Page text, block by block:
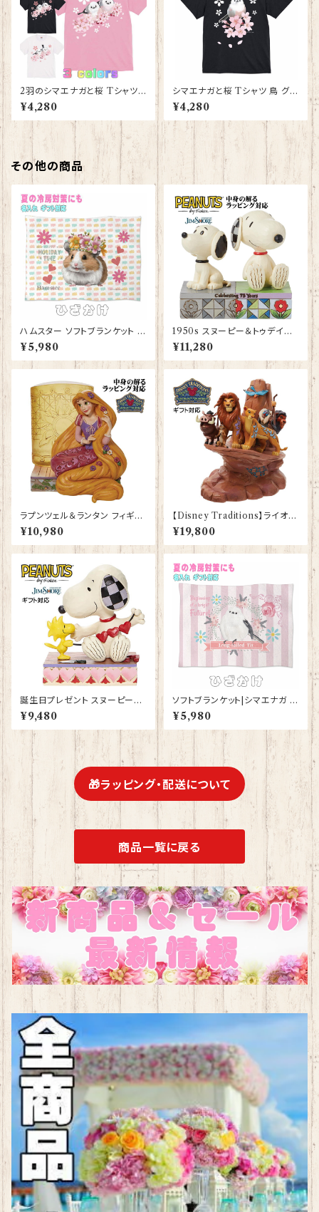
2羽のシマエナガと桜 Tシャツ
鳥 グッズ 雑貨 レディース メン
ズ 大きいサイズ グッズ【型番 T-
10011】しまえなが プレゼント
ギフト
¥4,280
シマエナガと桜 Tシャツ 鳥 グッ
ズ 雑貨 レディース メンズ 【型番
T-10010】しまえなが プレゼン
ト ギフト
¥4,280
その他の商品
ハムスター ソフトブランケット グ
ッズ ひざかけ 毛布 雑貨 誕生日
プレゼント ギフト【型番 SB-10
007】お花の王冠
¥5,980
1950s スヌーピー＆トゥデイズ
スヌーピー Snoopy JIM SHO
RE フィギュア プレゼント ギフト
グッズ お祝い 人形 置物 ジムシ
お祝い
¥11,280
ラプンツェル＆ランタン フィギュ
ア プレゼント ギフト グッズ 誕生
日プレゼント 人形 置物 ジムシ
ョア グッズ Disney Tradition
記念日 JIM SHORE ディズニ
ーランド ディズニーシー ディズ
ニーワールド ディズニー
¥10,980
【Disney Traditions】ライオン
キング プライドロック フィギュア
プレゼント ギフト グッズ お祝い
人形 置物 ジムショア グッズ 結
ント 還暦祝い お祝い プロポー
ズ 結婚記念日 JIM SHORE
¥19,800
誕生日プレゼント スヌーピー＆
ウッドストック ガーランド JIM
SHORE フィギュア プレゼント
ギフト グッズ お祝い 人形 置物
ジムショア グッズ 結婚祝い 入
籍祝い 還暦祝い お祝い プロポ
ーズ 結婚記念日
¥9,480
ソフトブランケット|シマエナガ ひ
ざ掛け グッズ かわいい ひざか
け 毛布【型番SB-148】 KYAPI
Art きゃぴあーと しまえなが プ
レゼント ギフト
¥5,980
🎁ラッピング・配送について
商品一覧に戻る